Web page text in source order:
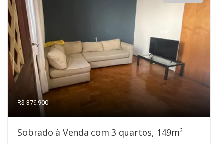
R$ 379.900
Sobrado à Venda com 3 quartos, 149m²